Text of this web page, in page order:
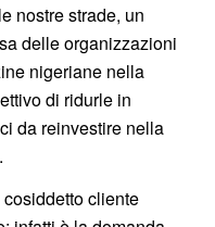
nostre strade, un
delle organizzazioni
nigeriane nella
di ridurle in
da reinvestire nella
cliente